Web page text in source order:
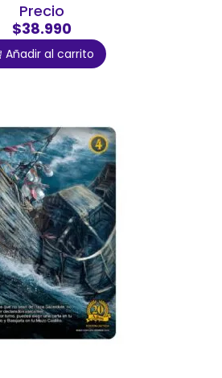
Precio
$38.990
Añadir al carrito